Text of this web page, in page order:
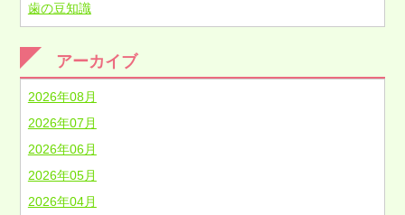
歯の豆知識
アーカイブ
2026年08月
2026年07月
2026年06月
2026年05月
2026年04月